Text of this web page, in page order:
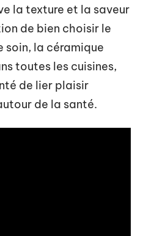
la texture et la saveur
de bien choisir le
soin, la céramique
toutes les cuisines,
de lier plaisir
de la santé.